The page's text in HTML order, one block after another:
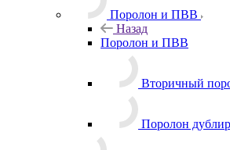
Поролон и ПВВ
Назад
Поролон и ПВВ
Вторичный
Поролон